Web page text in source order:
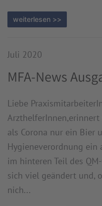
weiterlesen >>
Juli 2020
MFA-News
Liebe
als Corona nur ein Bier
Hygieneverordnung
im hinteren Teil des
sich viel geändert und,
nich...